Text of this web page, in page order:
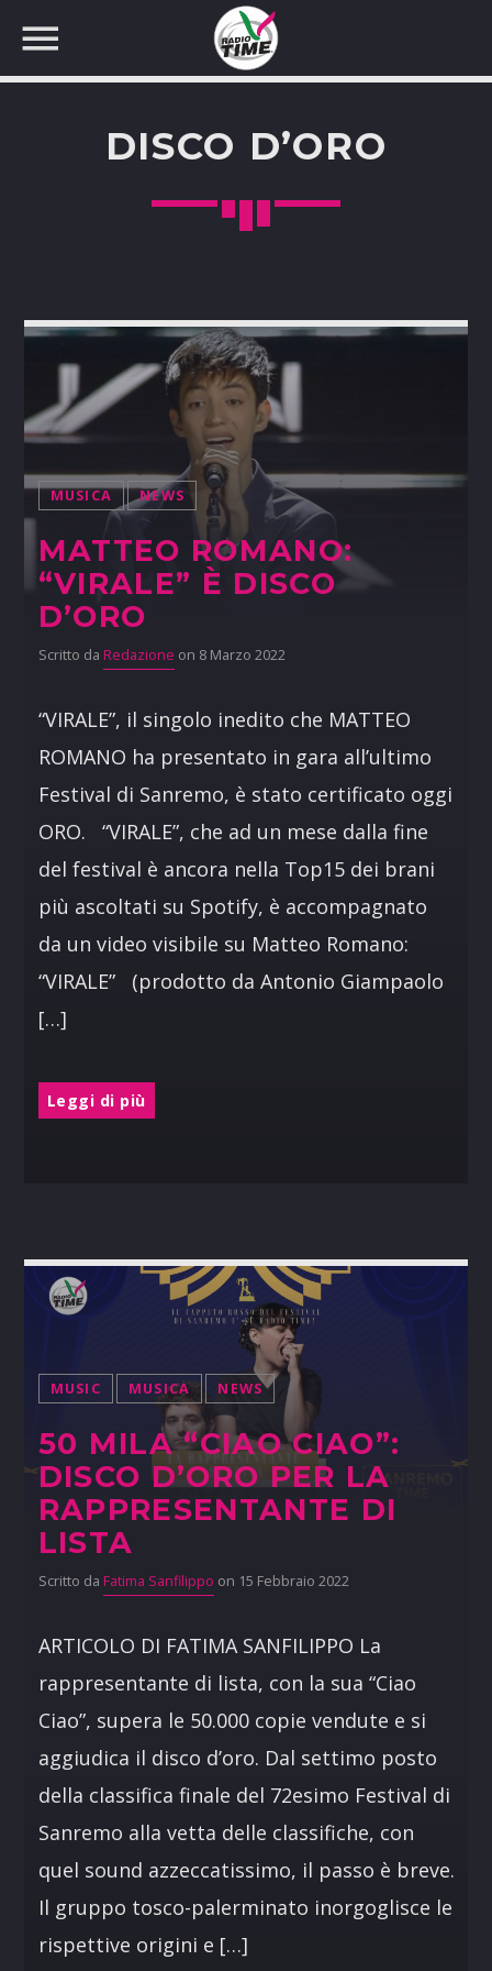
DISCO D’ORO
MUSICA NEWS
MATTEO ROMANO:
“VIRALE” È DISCO
D’ORO
Scritto da Redazione on 8 Marzo 2022
“VIRALE”, il singolo inedito che MATTEO
ROMANO ha presentato in gara all’ultimo
Festival di Sanremo, è stato certificato oggi
ORO. “VIRALE”, che ad un mese dalla fine
del festival è ancora nella Top15 dei brani
più ascoltati su Spotify, è accompagnato
da un video visibile su Matteo Romano:
“VIRALE” (prodotto da Antonio Giampaolo
[…]
Leggi di più
MUSIC MUSICA NEWS
50 MILA “CIAO CIAO”:
DISCO D’ORO PER LA
RAPPRESENTANTE DI
LISTA
Scritto da Fatima Sanfilippo on 15 Febbraio 2022
ARTICOLO DI FATIMA SANFILIPPO La
rappresentante di lista, con la sua “Ciao
Ciao”, supera le 50.000 copie vendute e si
aggiudica il disco d’oro. Dal settimo posto
della classifica finale del 72esimo Festival di
Sanremo alla vetta delle classifiche, con
quel sound azzeccatissimo, il passo è breve.
Il gruppo tosco-palerminato inorgoglisce le
rispettive origini e […]